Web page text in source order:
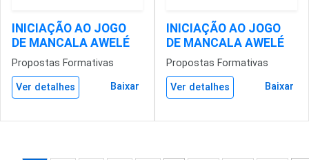
INICIAÇÃO AO JOGO
DE MANCALA AWELÉ
Propostas Formativas
Ver detalhes Baixar
INICIAÇÃO AO JOGO
DE MANCALA AWELÉ
Propostas Formativas
Ver detalhes Baixar